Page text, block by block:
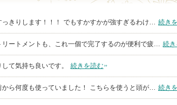
っきりします！！！ でもすかすかが強すぎるわけ… 続き
リートメントも、これ一個で完了するのが便利で疲… 続
て気持ち良いです。 続きを読む
から何度も使っていました！ こちらを使うと頭が… 続き